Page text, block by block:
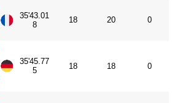
35'43.01
8
18 20 0
35'45.77
5
18 18 0